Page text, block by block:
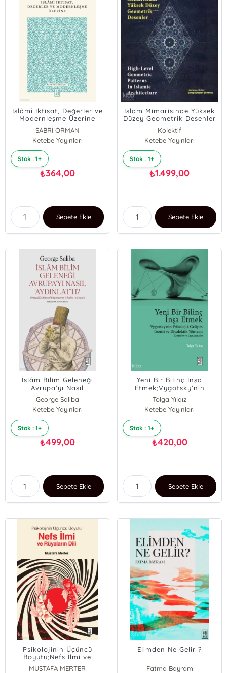
İslâmî İktisat, Değerler ve
Modernleşme Üzerine
SABRİ ORMAN
Ketebe Yayınları
Stok : 1+
₺364,00
Sepete Ekle
İslam Mimarisinde Yüksek
Düzey Geometrik Desenler
- High-Level Geometric
Patterns In Islamic
Architecture (Ciltli)
Kolektif
Ketebe Yayınları
Stok : 1+
₺1.499,00
Sepete Ekle
İslâm Bilim Geleneği
Avrupa’yı Nasıl
Aydınlattı?;Ortaçağ’da
Bilimsel Düşüncenin
Yükselişi ve Düşüşü
George Saliba
Ketebe Yayınları
Stok : 1+
₺499,00
Sepete Ekle
Yeni Bir Bilinç İnşa
Etmek;Vygotsky’nin
Psikolojik Gelişim Teorisi
ve Diyalektik Yöntemi
Tolga Yıldız
Ketebe Yayınları
Stok : 1+
₺420,00
Sepete Ekle
Psikolojinin Üçüncü
Boyutu;Nefs İlmi ve
Rüyaların Dili
MUSTAFA MERTER
Elimden Ne Gelir ?
Fatma Bayram